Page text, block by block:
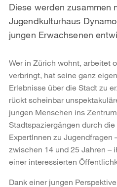
Diese werden zusammen
Jugendkulturhaus
jungen Erwachsenen
Wer in Zürich wohnt, arbeitet
verbringt, hat seine ganz
Erlebnisse über die Stadt zu
rückt scheinbar
jungen Menschen ins
Stadtspaziergängen durch
ExpertInnen zu Jugendfragen
zwischen 14 und 25 Jahren –
einer interessierten
Dank einer jungen